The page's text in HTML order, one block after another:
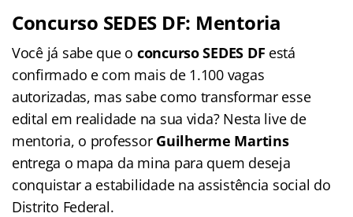
Concurso SEDES DF: Mentoria
Você já sabe que o concurso SEDES DF está
confirmado e com mais de 1.100 vagas
autorizadas, mas sabe como transformar esse
edital em realidade na sua vida? Nesta live de
mentoria, o professor Guilherme Martins
entrega o mapa da mina para quem deseja
conquistar a estabilidade na assistência social do
Distrito Federal.